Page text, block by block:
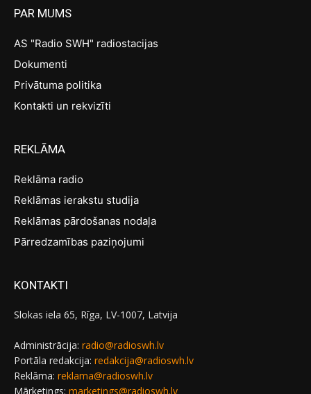
PAR MUMS
AS "Radio SWH" radiostacijas
Dokumenti
Privātuma politika
Kontakti un rekvizīti
REKLĀMA
Reklāma radio
Reklāmas ierakstu studija
Reklāmas pārdošanas nodaļa
Pārredzamības paziņojumi
KONTAKTI
Slokas iela 65, Rīga, LV-1007, Latvija
Administrācija: radio@radioswh.lv
Portāla redakcija: redakcija@radioswh.lv
Reklāma: reklama@radioswh.lv
Mārketings: marketings@radioswh.lv